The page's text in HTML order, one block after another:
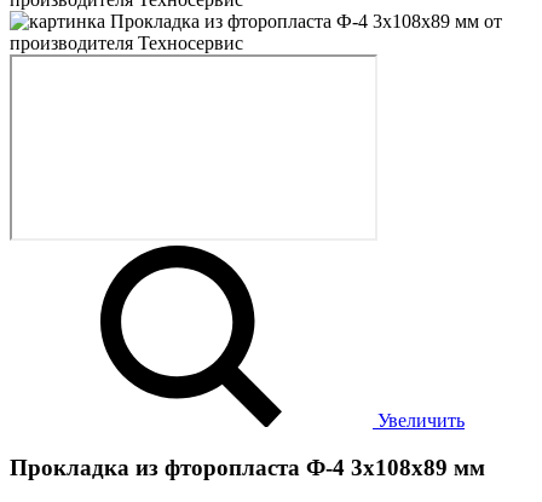
Увеличить
Прокладка из фторопласта Ф-4 3х108х89 мм